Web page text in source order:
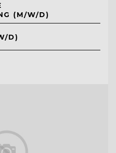
(M/W/D)
D)